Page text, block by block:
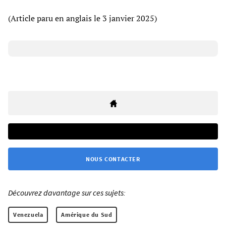
(Article paru en anglais le 3 janvier 2025)
NOUS CONTACTER
Découvrez davantage sur ces sujets:
Venezuela Amérique du Sud